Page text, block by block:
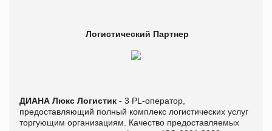
Логистический Партнер
ДИАНА Люкс Логистик - 3 PL-оператор,
предоставляющий полный комплекс логистических услуг
торгующим организациям. Качество предоставляемых